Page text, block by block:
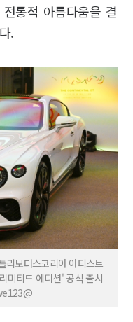
통적 아름다움을 결
.
리모터스코리아 아티스트
미티드 에디션' 공식 출시